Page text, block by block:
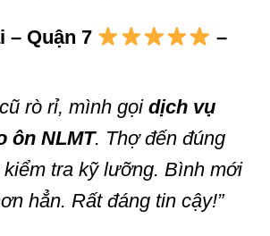
– Quận 7
–
rò rỉ, mình gọi dịch vụ
ôn NLMT. Thợ đến đúng
tra kỹ lưỡng. Bình mới
hẳn. Rất đáng tin cậy!”